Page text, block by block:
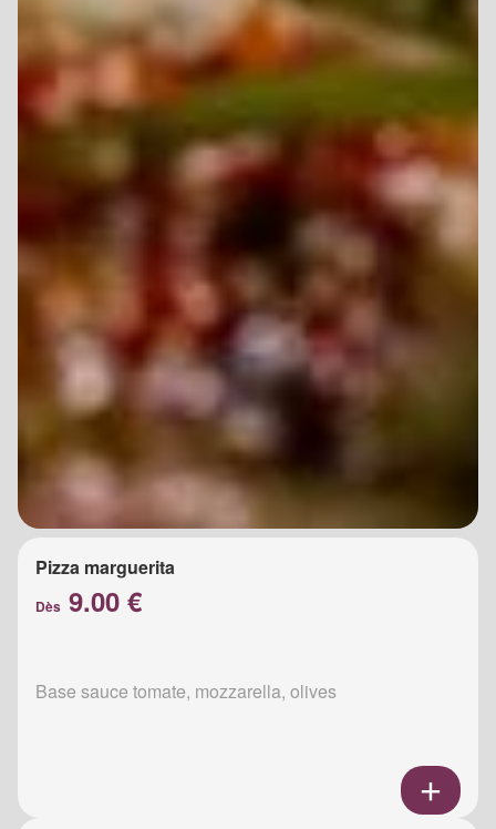
Pizza marguerita
Dès 9.00 €
Base sauce tomate, mozzarella, olives